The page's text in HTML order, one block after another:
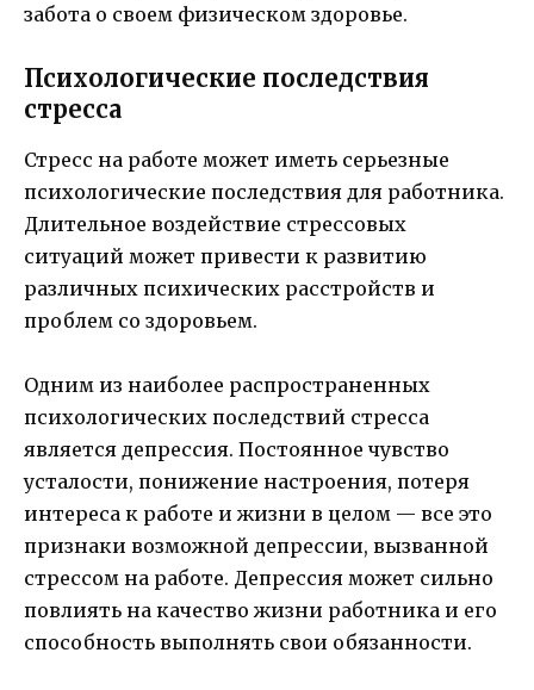
забота о своем физическом здоровье.
Психологические последствия
стресса
Стресс на работе может иметь серьезные
психологические последствия для работника.
Длительное воздействие стрессовых
ситуаций может привести к развитию
различных психических расстройств и
проблем со здоровьем.
Одним из наиболее распространенных
психологических последствий стресса
является депрессия. Постоянное чувство
усталости, понижение настроения, потеря
интереса к работе и жизни в целом — все это
признаки возможной депрессии, вызванной
стрессом на работе. Депрессия может сильно
повлиять на качество жизни работника и его
способность выполнять свои обязанности.